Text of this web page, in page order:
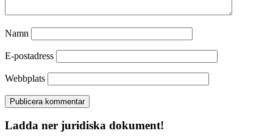
Namn
E-postadress
Webbplats
Ladda ner juridiska dokument!